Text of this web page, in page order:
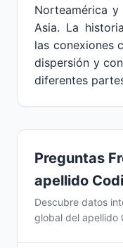
Norteamérica
Asia. La
las conexiones
dispersión y
diferentes
Preguntas
apellido
Descubre datos
global del apellido